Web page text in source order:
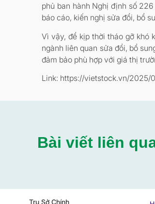
phủ ban hành Nghị định số
báo cáo, kiến nghị sửa đổi, bổ
Vì vậy, để kịp thời tháo gỡ khó
ngành liên quan sửa đổi, bổ
đảm bảo phù hợp với giá thị
Link: https://vietstock.vn/
Bài viết liên
Trụ Sở Chính